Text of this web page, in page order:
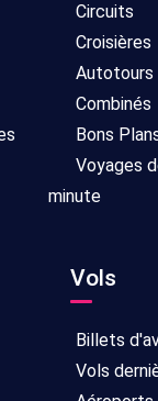
Circuits
Croisières
Autotours
Combinés
Bons
Voyages
minute
Vols
Billets
Vols